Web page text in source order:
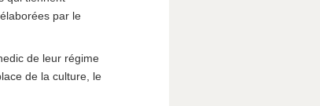
par le
de leur régime
de la culture, le